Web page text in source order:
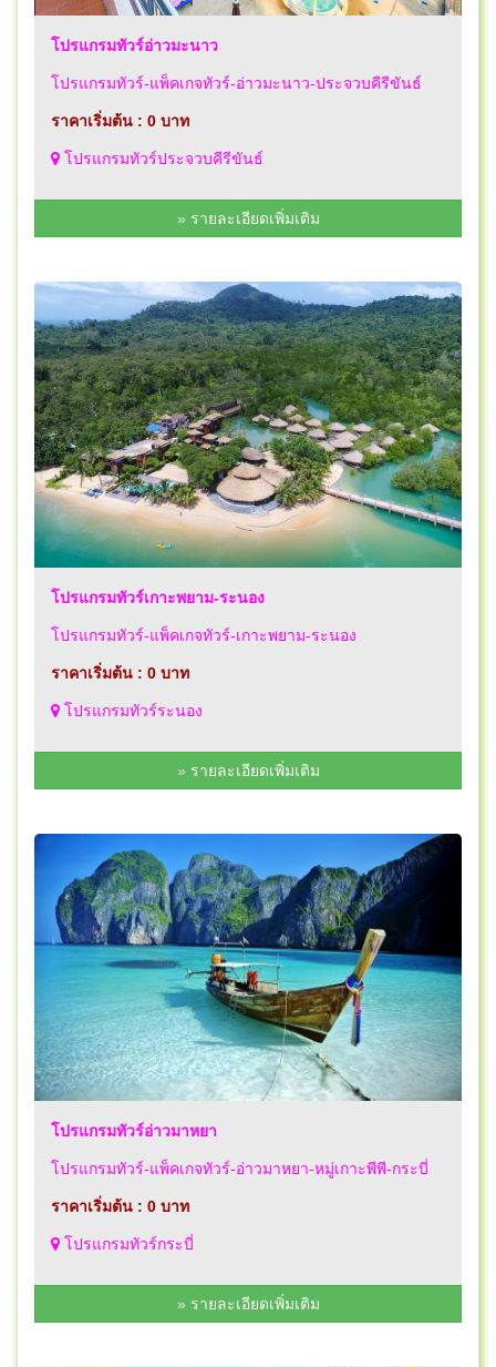
โปรแกรมทัวร์อ่าวมะนาว
โปรแกรมทัวร์-แพ็คเกจทัวร์-อ่าวมะนาว-ประจวบคีรีขันธ์
ราคาเริ่มต้น : 0 บาท
โปรแกรมทัวร์ประจวบคีรีขันธ์
» รายละเอียดเพิ่มเติม
โปรแกรมทัวร์เกาะพยาม-ระนอง
โปรแกรมทัวร์-แพ็คเกจทัวร์-เกาะพยาม-ระนอง
ราคาเริ่มต้น : 0 บาท
โปรแกรมทัวร์ระนอง
» รายละเอียดเพิ่มเติม
โปรแกรมทัวร์อ่าวมาหยา
โปรแกรมทัวร์-แพ็คเกจทัวร์-อ่าวมาหยา-หมู่เกาะพีพี-กระบี่
ราคาเริ่มต้น : 0 บาท
โปรแกรมทัวร์กระบี่
» รายละเอียดเพิ่มเติม